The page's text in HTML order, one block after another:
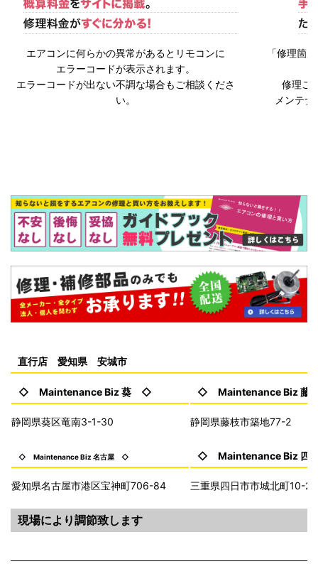
エアコンに何らかの異常があるとリモコンに
エラーコードが表示されます。
エラーコードが出ない不調な場合もご相談くださ
い。
「修理箇
修理ご
メンテ
直行店 愛知県 安城市
◇ Maintenance Biz 葵 ◇
静岡県葵区竜南3-1-30
◇ Maintenance Biz
静岡県藤枝市築地77-2
◇ Maintenance Biz 名古屋 ◇
愛知県名古屋市港区宝神町706-84
◇ Maintenance Biz
三重県四日市市城北町10-2
現場により調節致します